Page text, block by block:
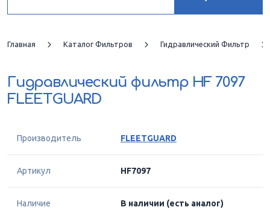
Главная Каталог Фильтров Гидравлический Фильтр
Гидравлический фильтр HF 7097
FLEETGUARD
Производитель FLEETGUARD
Артикул HF7097
Наличие В наличии (есть аналог)